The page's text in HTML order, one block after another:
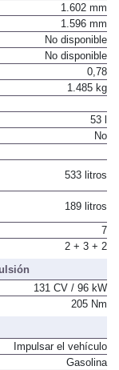
1.602 mm
1.596 mm
No disponible
No disponible
0,78
1.485 kg
53 l
No
533 litros
189 litros
7
2 + 3 + 2
131 CV / 96 kW
205 Nm
Impulsar el vehículo
Gasolina